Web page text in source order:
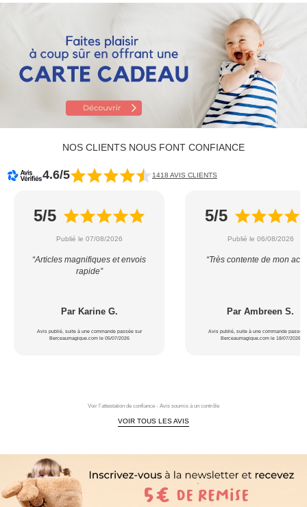
NOS CLIENTS NOUS FONT CONFIANCE
4.6/5 1418 AVIS CLIENTS
5/5
Publié le 07/08/2026
“Articles magnifiques et envois
rapide”
Par Karine G.
Avis publié, suite à une commande passée sur
Berceaumagique.com le 05/07/2026
5/5
Publié le 06/08/2026
“Très contente de mon
Par Ambreen S.
Avis publié, suite à une commande passée
Berceaumagique.com le 18/07/2026
Voir l'attestation de confiance - Avis soumis à un contrôle
VOIR TOUS LES AVIS